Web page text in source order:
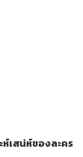
ห์เสน่ห์ของละคร